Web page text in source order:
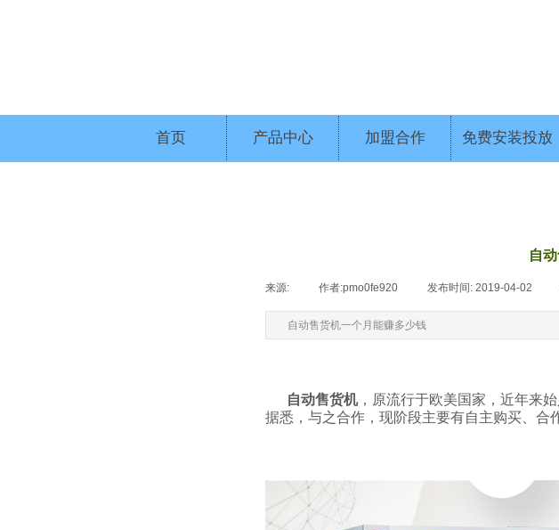
首页 产品中心 加盟合作 免费安装投放
自
来源: 作者:pmo0fe920 发布时间: 2019-04-02
自动售货机一个月能赚多少钱
自动售货机，原流行于欧美国家，近年来
据悉，与之合作，现阶段主要有自主购买、合